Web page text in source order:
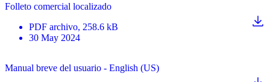
Folleto comercial localizado
PDF archivo, 258.6 kB
30 May 2024
Manual breve del usuario - English (US)